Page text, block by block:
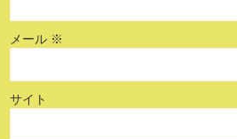
メール ※
サイト